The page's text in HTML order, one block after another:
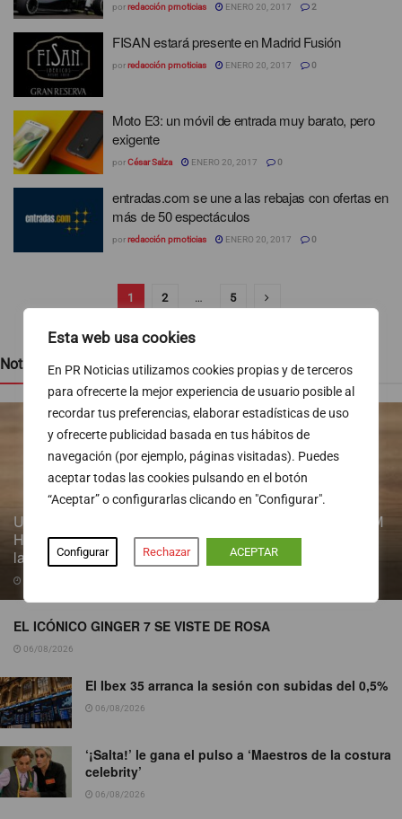
Esta web usa cookies
En PR Noticias utilizamos cookies propias y de terceros
para ofrecerte la mejor experiencia de usuario posible al
recordar tus preferencias, elaborar estadísticas de uso
y ofrecerte publicidad basada en tus hábitos de
navegación (por ejemplo, páginas visitadas). Puedes
aceptar todas las cookies pulsando en el botón
“Aceptar” o configurarlas clicando en "Configurar".
Configurar Rechazar ACEPTAR
porredacción prnoticias ENERO 20, 2017 2
FISAN estará presente en Madrid Fusión
porredacción prnoticias ENERO 20, 2017 0
Moto E3: un móvil de entrada muy barato, pero
exigente
porCésar Salza ENERO 20, 2017 0
entradas.com se une a las rebajas con ofertas en
más de 50 espectáculos
porredacción prnoticias ENERO 20, 2017 0
1 2 … 5
Noticias recientes
Un estudio longitudinal de la Fundación de Investigación HM
Hospitales identifica la ventana de oportunidad para revertir
la obesidad infantil
EL ICÓNICO GINGER 7 SE VISTE DE ROSA
06/08/2026
El Ibex 35 arranca la sesión con subidas del 0,5%
06/08/2026
‘¡Salta!’ le gana el pulso a ‘Maestros de la costura
celebrity’
06/08/2026